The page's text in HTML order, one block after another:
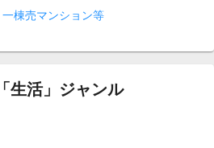
棟売マンション等
生活」ジャンル